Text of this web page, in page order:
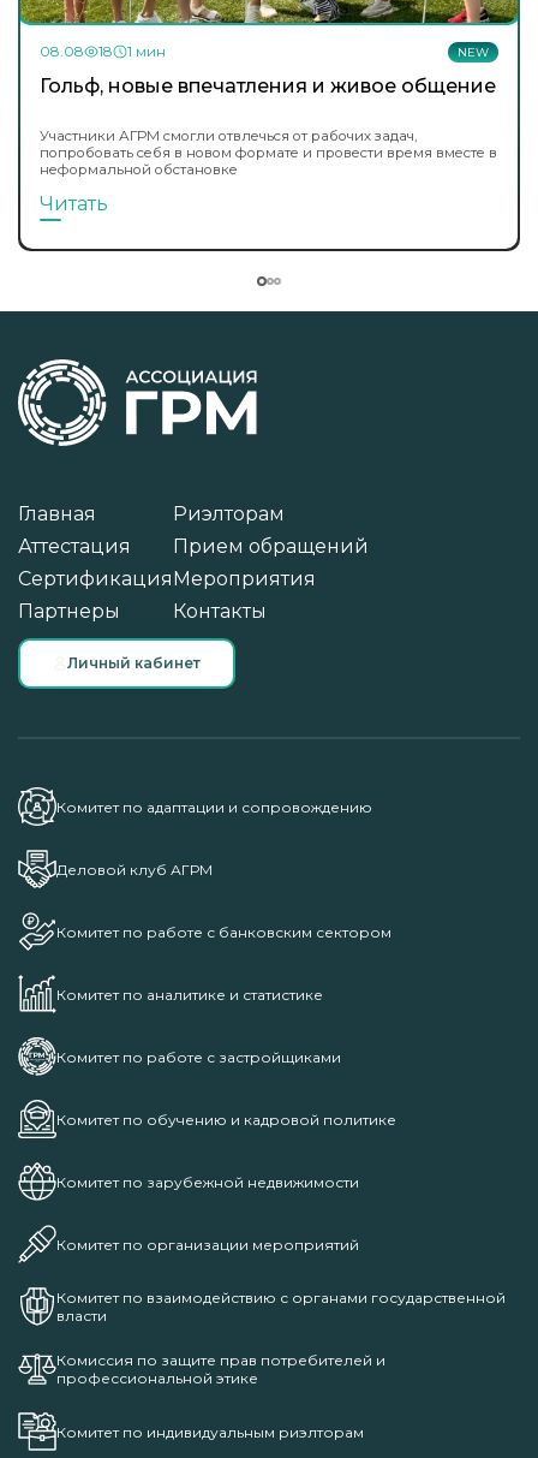
NEW
08.08 18 1 мин
Гольф, новые впечатления и живое общение
Участники АГРМ смогли отвлечься от рабочих задач,
попробовать себя в новом формате и провести время вместе в
неформальной обстановке
Читать
Главная
Аттестация
Сертификация
Партнеры
Риэлторам
Прием обращений
Мероприятия
Контакты
Личный кабинет
Комитет по адаптации и сопровождению
Деловой клуб АГРМ
Комитет по работе с банковским сектором
Комитет по аналитике и статистике
Комитет по работе с застройщиками
Комитет по обучению и кадровой политике
Комитет по зарубежной недвижимости
Комитет по организации мероприятий
Комитет по взаимодействию с органами государственной
власти
Комиссия по защите прав потребителей и
профессиональной этике
Комитет по индивидуальным риэлторам